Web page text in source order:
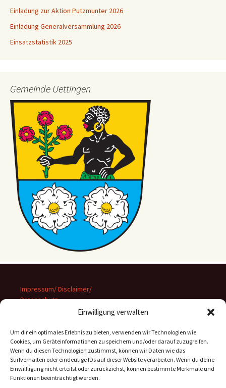
Einwilligung verwalten
Um dir ein optimales Erlebnis zu bieten, verwenden wir Technologien wie
Cookies, um Geräteinformationen zu speichern und/oder darauf zuzugreifen.
Wenn du diesen Technologien zustimmst, können wir Daten wie das
Surfverhalten oder eindeutige IDs auf dieser Website verarbeiten. Wenn du deine
Einwillligung nicht erteilst oder zurückziehst, können bestimmte Merkmale und
Funktionen beeinträchtigt werden.
Einladung zur Aktion Putzmunter 2026
Einladung Generalversammlung 2026
Einsatzstatistik 2025
Gemeinde Uettingen
Impressum/ Disclaimer/
Datenschutz
Suchen
nach: